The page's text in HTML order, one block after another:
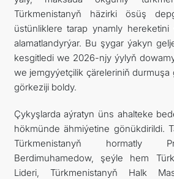
Türkmenistanyň häzirki ösüş
üstünliklere tarap ynamly
alamatlandyrýar. Bu şygar ýakyn
kesgitledi we 2026-njy ýylyň
we jemgyýetçilik çäreleriniň
görkeziji boldy.
Çykyşlarda aýratyn üns ahalteke
hökmünde ähmiýetine gönükdirildi.
Türkmenistanyň hormatly
Berdimuhamedow, şeýle hem
Lideri, Türkmenistanyň Halk